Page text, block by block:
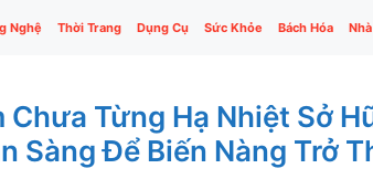
Nghệ Thời Trang Dụng Cụ Sức Khỏe Bách Hóa
Từng Hạ Nhiệt Sở
Sàng Để Biến Nàng Trở